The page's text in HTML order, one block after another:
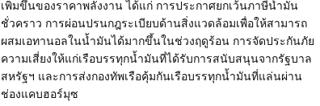
เพิ่มขึ้นของราคาพลังงาน ได้แก่ การประกาศยกเว้นภาษีน้ำมัน
ชั่วคราว การผ่อนปรนกฎระเบียบด้านสิ่งแวดล้อมเพื่อให้สามารถ
ผสมเอทานอลในน้ำมันได้มากขึ้นในช่วงฤดูร้อน การจัดประกันภัย
ความเสี่ยงให้แก่เรือบรรทุกน้ำมันที่ได้รับการสนับสนุนจากรัฐบาล
สหรัฐฯ และการส่งกองทัพเรือคุ้มกันเรือบรรทุกน้ำมันที่แล่นผ่าน
ช่องแคบฮอร์มุซ